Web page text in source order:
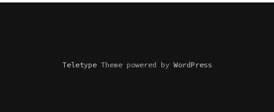
TeletypeTheme powered byWordPress